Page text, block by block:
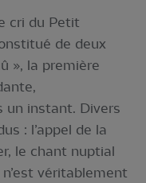
cri du Petit
de deux
», la première
un instant. Divers
: l’appel de la
le chant nuptial
véritablement